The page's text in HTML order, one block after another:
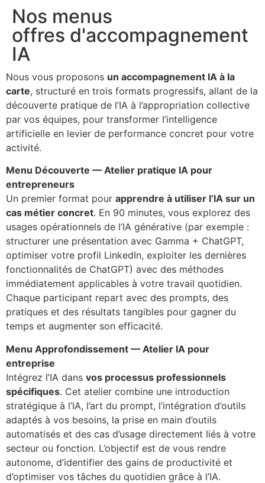
Nos menus
offres d'accompagnement
IA
Nous vous proposons un accompagnement IA à la
carte, structuré en trois formats progressifs, allant de la
découverte pratique de l’IA à l’appropriation collective
par vos équipes, pour transformer l’intelligence
artificielle en levier de performance concret pour votre
activité.
Menu Découverte — Atelier pratique IA pour
entrepreneurs
Un premier format pour apprendre à utiliser l’IA sur un
cas métier concret. En 90 minutes, vous explorez des
usages opérationnels de l’IA générative (par exemple :
structurer une présentation avec Gamma + ChatGPT,
optimiser votre profil LinkedIn, exploiter les dernières
fonctionnalités de ChatGPT) avec des méthodes
immédiatement applicables à votre travail quotidien.
Chaque participant repart avec des prompts, des
pratiques et des résultats tangibles pour gagner du
temps et augmenter son efficacité.
Menu Approfondissement — Atelier IA pour
entreprise
Intégrez l’IA dans vos processus professionnels
spécifiques. Cet atelier combine une introduction
stratégique à l’IA, l’art du prompt, l’intégration d’outils
adaptés à vos besoins, la prise en main d’outils
automatisés et des cas d’usage directement liés à votre
secteur ou fonction. L’objectif est de vous rendre
autonome, d’identifier des gains de productivité et
d’optimiser vos tâches du quotidien grâce à l’IA.